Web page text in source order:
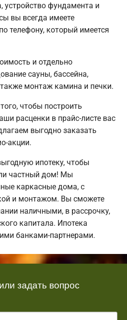
устройство фундамента и
вы всегда имеете
телефону, который имеется
и отдельно
сауны, бассейна,
также монтаж камина и печки.
чтобы построить
расценки в прайс-листе вас
выгодно заказать
акции.
ипотеку, чтобы
частный дом! Мы
каркасные дома, с
и монтажом. Вы сможете
наличными, в рассрочку,
капитала. Ипотека
банками-партнерами.
задать вопрос